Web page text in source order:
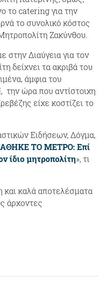
το catering για την
το συνολικό κόστος
Ζακύνθου.
Διαύγεια για τον
δείχνει τα ακριβά του
άμφια του
την ώρα που αντίστοιχη
είχε κοστίζει το
Ειδήσεων, Δόγμα,
ΤΟ ΜΕΤΡΟ: Επί
ίδιο μητροπολίτη», τι
και καλά αποτελέσματα
άρχοντες